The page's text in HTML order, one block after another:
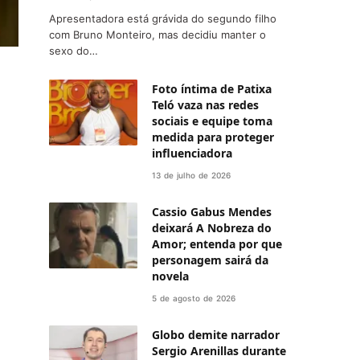
Apresentadora está grávida do segundo filho
com Bruno Monteiro, mas decidiu manter o
sexo do…
Foto íntima de Patixa
Teló vaza nas redes
sociais e equipe toma
medida para proteger
influenciadora
13 de julho de 2026
Cassio Gabus Mendes
deixará A Nobreza do
Amor; entenda por que
personagem sairá da
novela
5 de agosto de 2026
Globo demite narrador
Sergio Arenillas durante